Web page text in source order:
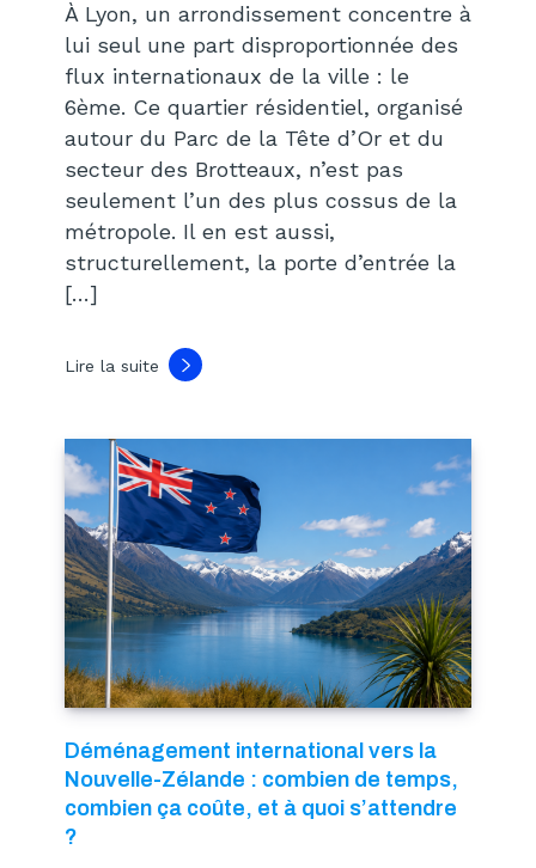
À Lyon, un arrondissement concentre à
lui seul une part disproportionnée des
flux internationaux de la ville : le
6ème. Ce quartier résidentiel, organisé
autour du Parc de la Tête d’Or et du
secteur des Brotteaux, n’est pas
seulement l’un des plus cossus de la
métropole. Il en est aussi,
structurellement, la porte d’entrée la
[…]
Lire la suite
Déménagement international vers la
Nouvelle-Zélande : combien de temps,
combien ça coûte, et à quoi s’attendre
?